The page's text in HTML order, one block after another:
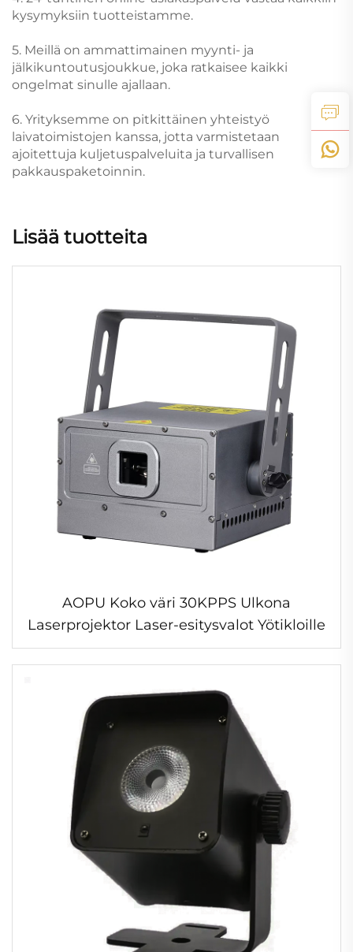
kysymyksiin tuotteistamme.
5. Meillä on ammattimainen myynti- ja
jälkikuntoutusjoukkue, joka ratkaisee kaikki
ongelmat sinulle ajallaan.
6. Yrityksemme on pitkittäinen yhteistyö
laivatoimistojen kanssa, jotta varmistetaan
ajoitettuja kuljetuspalveluita ja turvallisen
pakkauspaketoinnin.
Lisää tuotteita
AOPU Koko väri 30KPPS Ulkona
Laserprojektor Laser-esitysvalot Yötikloille